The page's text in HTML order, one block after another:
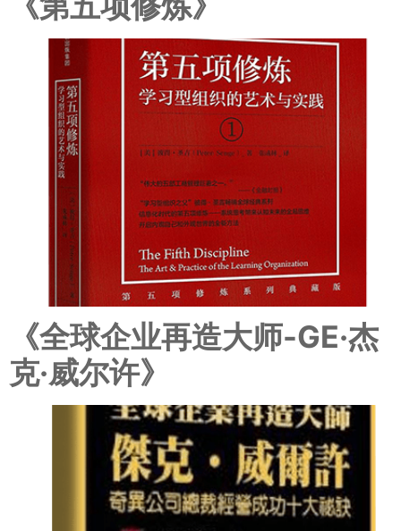
《全球企业再造大师-GE·杰
克·威尔许》